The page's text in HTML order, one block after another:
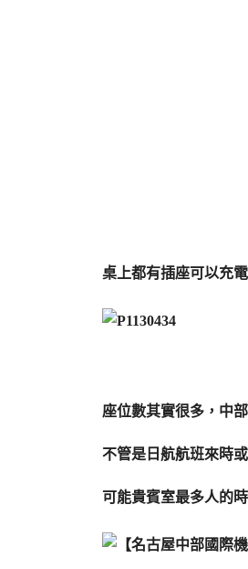
桌上都有插座可以充
座位數其實很多，中
不管是日航航班來時
可能貴賓室最多人的